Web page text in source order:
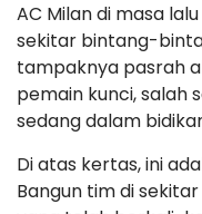
AC Milan di masa
sekitar bintang-
tampaknya pasrah
pemain kunci, salah
sedang dalam
Di atas kertas, ini
Bangun tim di